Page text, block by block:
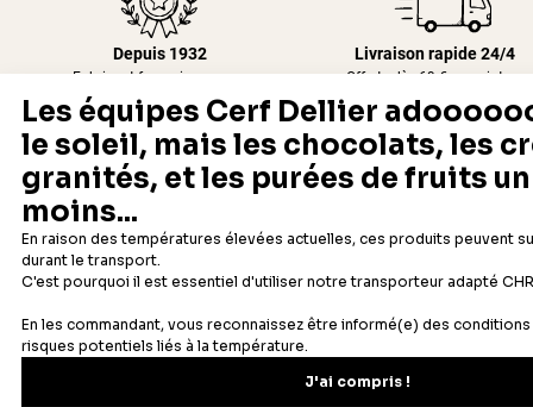
Depuis 1932
Fabricant français reconnu
Livraison rapide 24/48h
Offerte dès 69 € en point
Newsletter
Recevez les recettes, astuces et offres spéciales.
S'inscrire